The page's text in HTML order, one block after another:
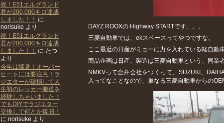
祝！E51エルグランド
君が200,000キロ達成
しました！！
に
norisuke より
祝！E51エルグランド
君が200,000キロ達成
しました！！
に たつ
より
今年は猛暑！オーバー
ヒートには要注意！ラ
ジエターが破損して人
生初のレッカー搬送を
経験しちゃいました！
でもDIYでラジエター
交換して何とか復旧！
に norisuke より
DAYZ ROOXの Highway STARTです。。。
三菱自動車では、ekスペースってやつですな。
ここ最近の日産がミョーに力を入れている軽自動
商品企画は日産、製造は三菱自動車という、同業
NMKVって合弁会社をつくって、SUZUKI、
入ってなことなので、単なる三菱自動車からの